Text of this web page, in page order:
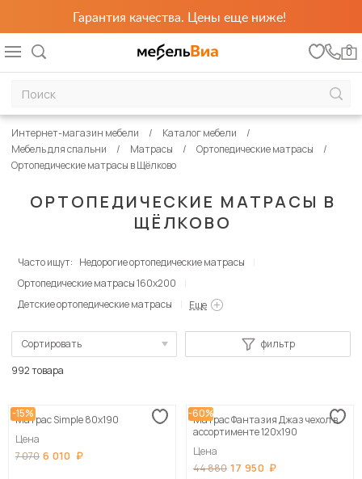
Гарантия качества. Цены еще ниже!
0
ОРТОПЕДИЧЕСКИЕ МАТРАСЫ В
ЩЁЛКОВО
Интернет-магазин мебели
Каталог мебели
Мебель для спальни
Матрасы
Ортопедические матрасы
Ортопедические матрасы в Щёлково
Часто ищут: Недорогие ортопедические матрасы
Ортопедические матрасы 160х200
Детские ортопедические матрасы
Еще
Сортировать
Сначала дорогие
фильтр
992 товара
-15%
Матрас Simple 80х190
Цена
7 070 6 010
-60%
Матрас Фантазия Джаз чехол в
ассортименте 120х190
Цена
44 880 17 950